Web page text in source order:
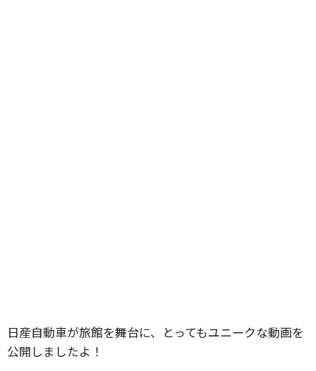
日産自動車が旅館を舞台に、とってもユニークな動画を
公開しましたよ！